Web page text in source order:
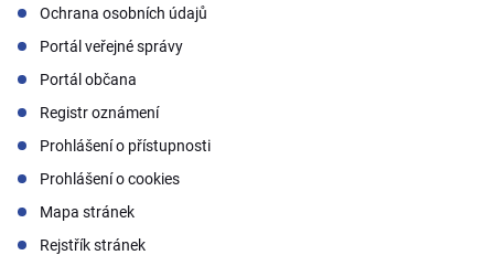
Ochrana osobních údajů
Portál veřejné správy
Portál občana
Registr oznámení
Prohlášení o přístupnosti
Prohlášení o cookies
Mapa stránek
Rejstřík stránek